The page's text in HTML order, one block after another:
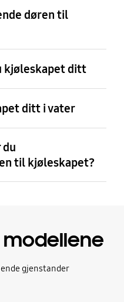
døren til
kjøleskapet ditt
ditt i vater
til kjøleskapet?
gjenstander